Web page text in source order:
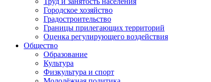
Городское хозяйство
Градостроительство
Границы прилегающих территорий
Оценка регулирующего воздействия
Общество
Образование
Культура
Физкультура и спорт